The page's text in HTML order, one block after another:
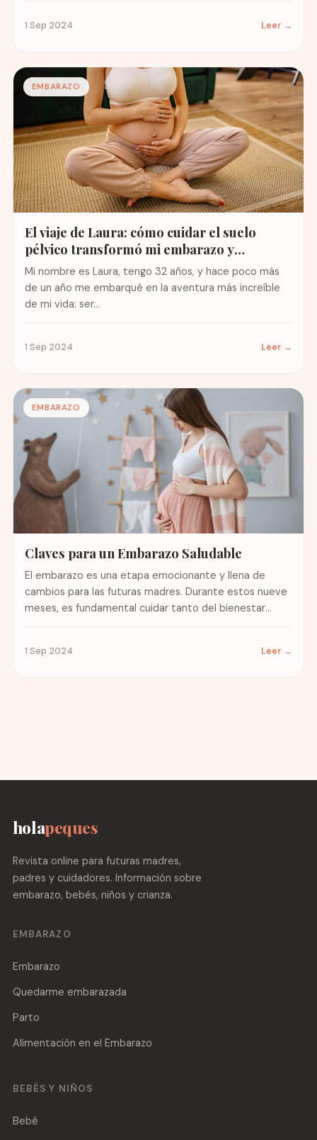
1 Sep 2024 Leer →
EMBARAZO
El viaje de Laura: cómo cuidar el suelo
pélvico transformó mi embarazo y
maternidad
Mi nombre es Laura, tengo 32 años, y hace poco más
de un año me embarqué en la aventura más increíble
de mi vida: ser...
1 Sep 2024 Leer →
EMBARAZO
Claves para un Embarazo Saludable
El embarazo es una etapa emocionante y llena de
cambios para las futuras madres. Durante estos nueve
meses, es fundamental cuidar tanto del bienestar
1 Sep 2024 Leer →
holapeques
Revista online para futuras madres,
padres y cuidadores. Información sobre
embarazo, bebés, niños y crianza.
EMBARAZO
Embarazo
Quedarme embarazada
Parto
Alimentación en el Embarazo
BEBÉS Y NIÑOS
Bebé